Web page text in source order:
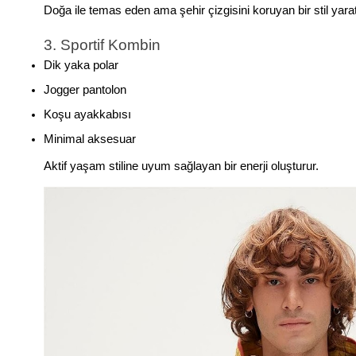
Doğa ile temas eden ama şehir çizgisini koruyan bir stil
3. Sportif Kombin
Dik yaka polar
Jogger pantolon
Koşu ayakkabısı
Minimal aksesuar
Aktif yaşam stiline uyum sağlayan bir enerji oluşturur.